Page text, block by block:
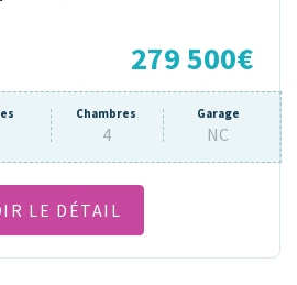
279 500€
Chambres
4
Garage
NC
LE DÉTAIL